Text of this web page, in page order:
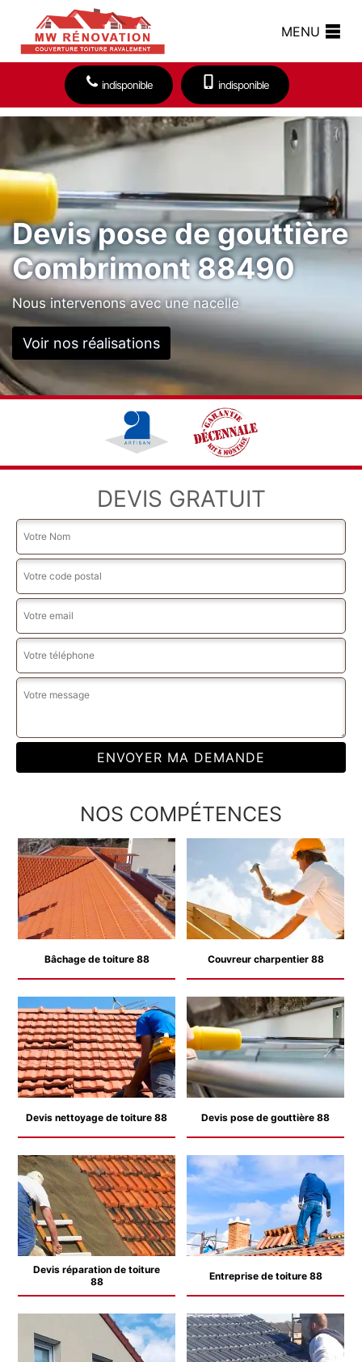
MENU
indisponible indisponible
Devis pose de gouttière
Combrimont 88490
Nous intervenons avec une nacelle
Voir nos réalisations
DEVIS GRATUIT
NOS COMPÉTENCES
Bâchage de toiture 88 Couvreur charpentier 88
Devis nettoyage de toiture 88 Devis pose de gouttière 88
Devis réparation de toiture
88
Entreprise de toiture 88